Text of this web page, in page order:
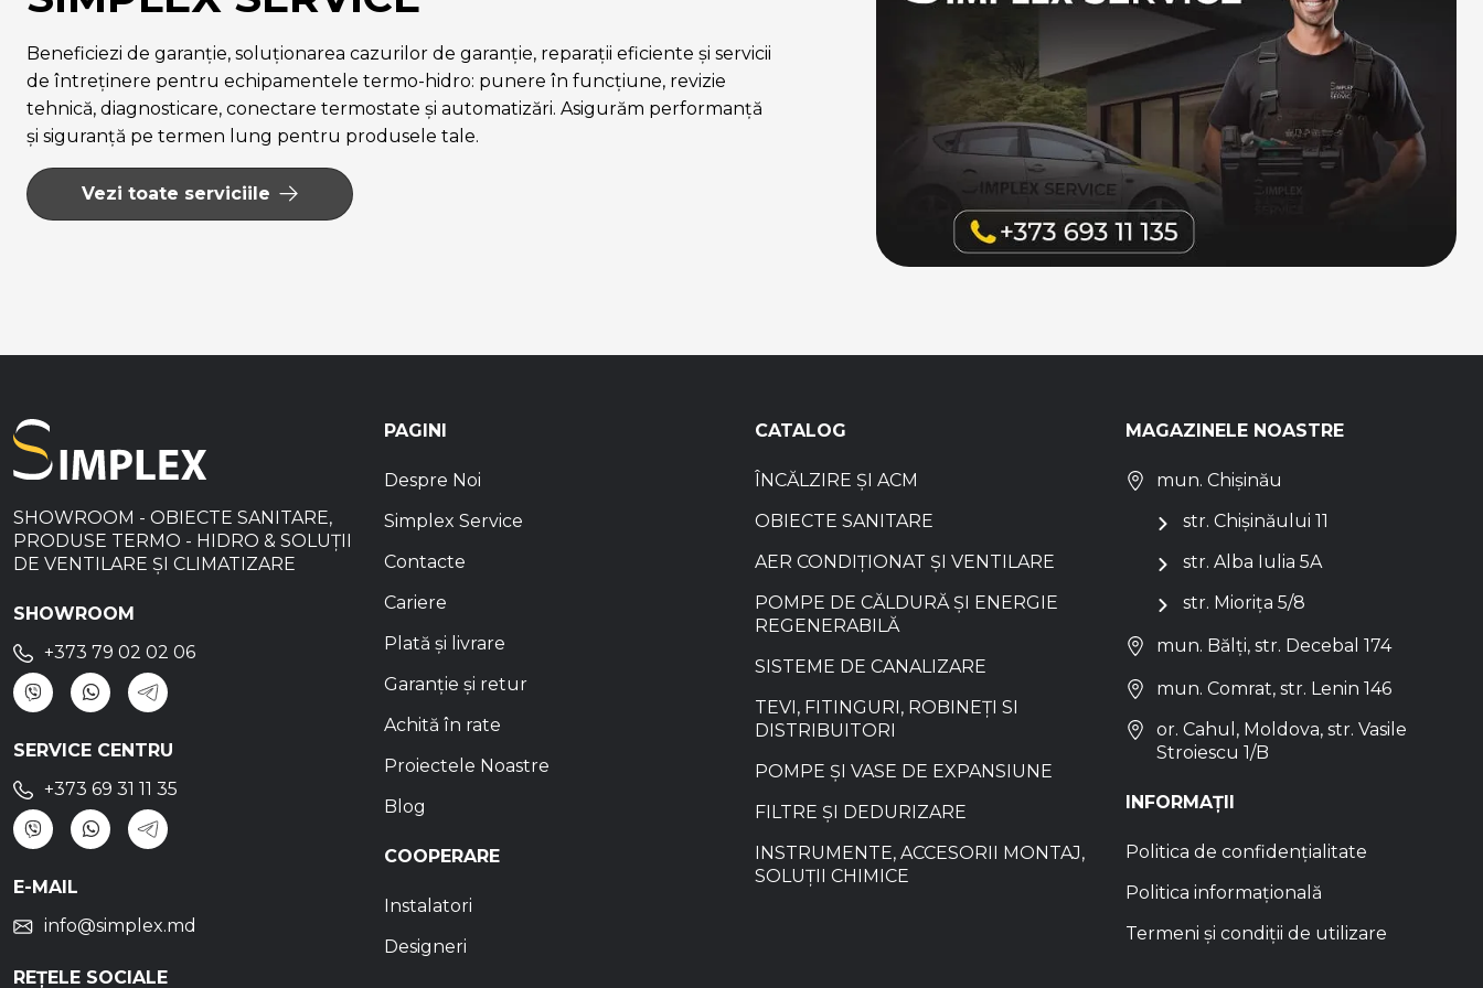
Beneficiezi de garanție, soluționarea cazurilor de garanție, reparații eficiente și servicii
de întreținere pentru echipamentele termo-hidro: punere în funcțiune, revizie
tehnică, diagnosticare, conectare termostate și automatizări. Asigurăm performanță
și siguranță pe termen lung pentru produsele tale.
Vezi toate serviciile
SHOWROOM - OBIECTE SANITARE,
PRODUSE TERMO - HIDRO & SOLUȚII
DE VENTILARE ȘI CLIMATIZARE
SHOWROOM
+373 79 02 02 06
SERVICE CENTRU
+373 69 31 11 35
E-MAIL
info@simplex.md
REȚELE SOCIALE
PAGINI
Despre Noi
Simplex Service
Contacte
Cariere
Plată și livrare
Garanție și retur
Achită în rate
Proiectele Noastre
Blog
COOPERARE
Instalatori
Designeri
CATALOG
ÎNCĂLZIRE ȘI ACM
OBIECTE SANITARE
AER CONDIȚIONAT ȘI VENTILARE
POMPE DE CĂLDURĂ ȘI ENERGIE
REGENERABILĂ
SISTEME DE CANALIZARE
TEVI, FITINGURI, ROBINEȚI SI
DISTRIBUITORI
POMPE ȘI VASE DE EXPANSIUNE
FILTRE ȘI DEDURIZARE
INSTRUMENTE, ACCESORII MONTAJ,
SOLUȚII CHIMICE
MAGAZINELE NOASTRE
mun. Chișinău
str. Chișinăului 11
str. Alba Iulia 5A
str. Miorița 5/8
mun. Bălți, str. Decebal 174
mun. Comrat, str. Lenin 146
or. Cahul, Moldova, str. Vasile
Stroiescu 1/B
INFORMAȚII
Politica de confidențialitate
Politica informațională
Termeni și condiții de utilizare